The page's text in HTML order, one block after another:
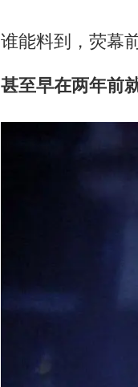
谁能料到，荧幕
甚至早在两年前